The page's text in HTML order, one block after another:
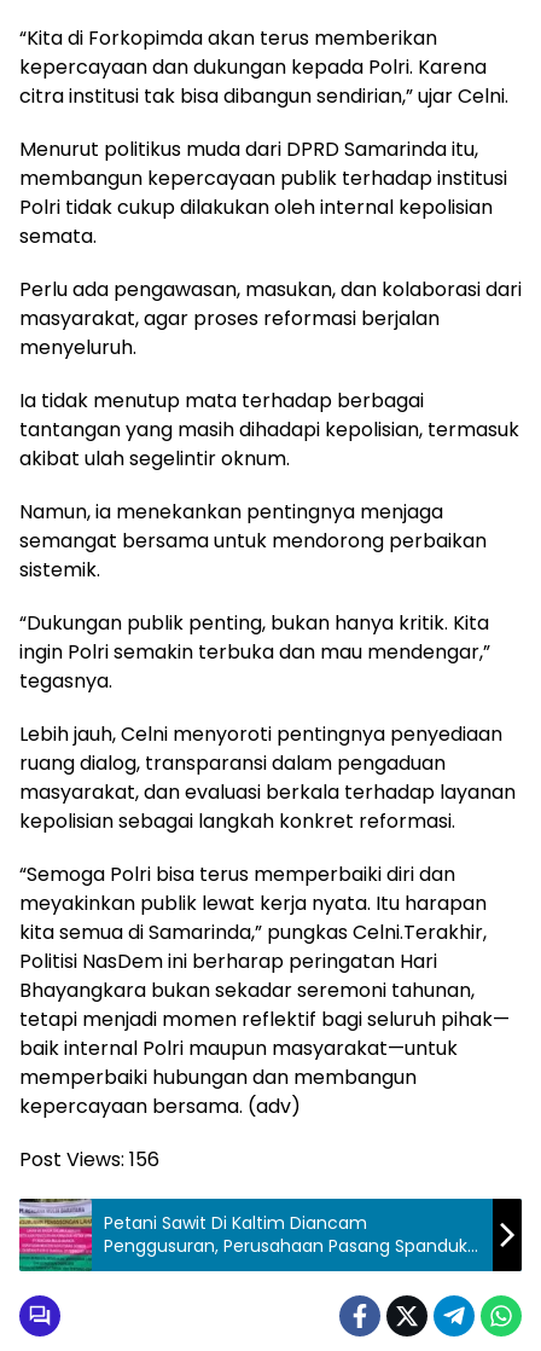
“Kita di Forkopimda akan terus memberikan
kepercayaan dan dukungan kepada Polri. Karena
citra institusi tak bisa dibangun sendirian,” ujar Celni.
Menurut politikus muda dari DPRD Samarinda itu,
membangun kepercayaan publik terhadap institusi
Polri tidak cukup dilakukan oleh internal kepolisian
semata.
Perlu ada pengawasan, masukan, dan kolaborasi dari
masyarakat, agar proses reformasi berjalan
menyeluruh.
Ia tidak menutup mata terhadap berbagai
tantangan yang masih dihadapi kepolisian, termasuk
akibat ulah segelintir oknum.
Namun, ia menekankan pentingnya menjaga
semangat bersama untuk mendorong perbaikan
sistemik.
“Dukungan publik penting, bukan hanya kritik. Kita
ingin Polri semakin terbuka dan mau mendengar,”
tegasnya.
Lebih jauh, Celni menyoroti pentingnya penyediaan
ruang dialog, transparansi dalam pengaduan
masyarakat, dan evaluasi berkala terhadap layanan
kepolisian sebagai langkah konkret reformasi.
“Semoga Polri bisa terus memperbaiki diri dan
meyakinkan publik lewat kerja nyata. Itu harapan
kita semua di Samarinda,” pungkas Celni.Terakhir,
Politisi NasDem ini berharap peringatan Hari
Bhayangkara bukan sekadar seremoni tahunan,
tetapi menjadi momen reflektif bagi seluruh pihak—
baik internal Polri maupun masyarakat—untuk
memperbaiki hubungan dan membangun
kepercayaan bersama. (adv)
Post Views: 156
Petani Sawit Di Kaltim Diancam
Penggusuran, Perusahaan Pasang Spanduk
Ultimatum